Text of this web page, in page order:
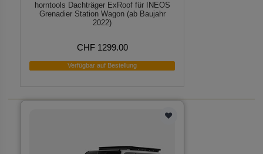
horntools Dachträger ExRoof für INEOS
Grenadier Station Wagon (ab Baujahr
2022)
CHF 1299.00
Verfügbar auf Bestellung